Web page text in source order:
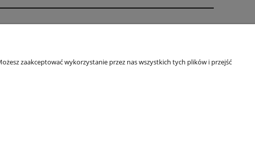
Indywidualny projekt
zaakceptować wykorzystanie przez nas wszystkich tych plików i przejść